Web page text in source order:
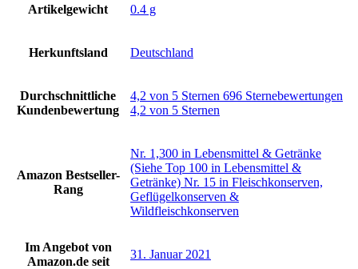
Artikelgewicht ‎0.4 g
Herkunftsland ‎Deutschland
Durchschnittliche
Kundenbewertung
4,2 von 5 Sternen 696 Sternebewertungen
4,2 von 5 Sternen
Amazon Bestseller-
Rang
Nr. 1,300 in Lebensmittel & Getränke
(Siehe Top 100 in Lebensmittel &
Getränke) Nr. 15 in Fleischkonserven,
Geflügelkonserven &
Wildfleischkonserven
Im Angebot von
Amazon.de seit
31. Januar 2021